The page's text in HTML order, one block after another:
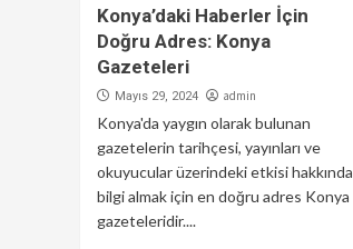
Konya’daki Haberler İçin
Doğru Adres: Konya
Gazeteleri
Mayıs 29, 2024 admin
Konya'da yaygın olarak bulunan
gazetelerin tarihçesi, yayınları ve
okuyucular üzerindeki etkisi hakkında
bilgi almak için en doğru adres Konya
gazeteleridir....